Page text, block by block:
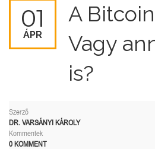
01
ÁPR
A
Vagy
is?
Szerző
DR. VARSÁNYI KÁROLY
Kommentek
0 KOMMENT